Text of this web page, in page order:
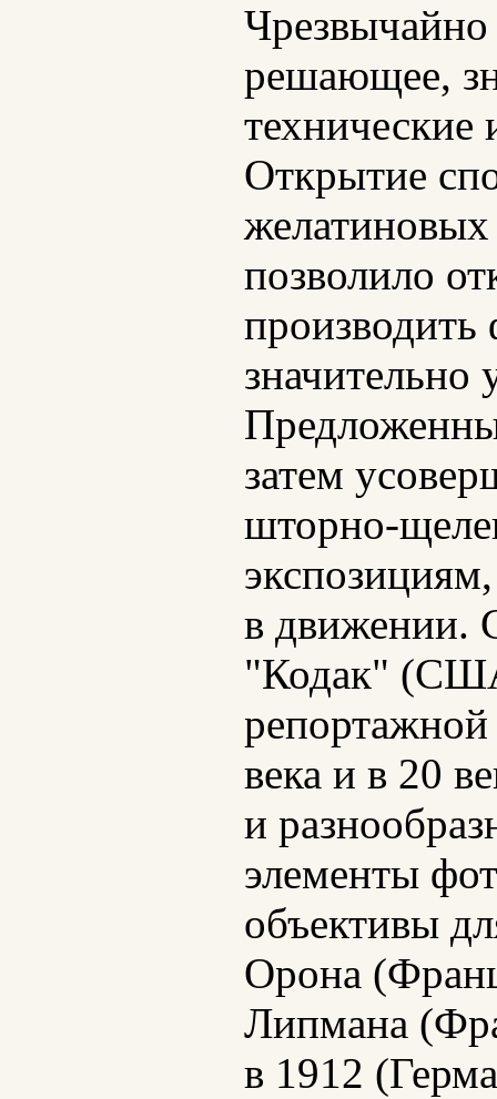
решающее,
Открытие
позволило
значительно
затем
шторно-
в движении.
"Кодак"
века и в 20
и
элементы
объективы
Орона
Липмана
в 1912